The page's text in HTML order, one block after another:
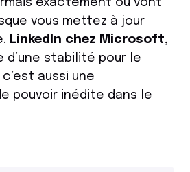
exactement où vont
vous mettez à jour
LinkedIn chez Microsoft,
d’une stabilité pour le
aussi une
pouvoir inédite dans le